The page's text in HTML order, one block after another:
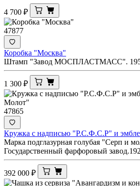
4 700 ₽
47877
Коробка "Москва"
Штамп "Завод МОСПЛАСТМАСС".
1 300 ₽
47865
Кружка с надписью "Р.С.Ф.С.Р" и
Марка подглазурная голубая "Серп и
Государственный фарфоровый
392 000 ₽